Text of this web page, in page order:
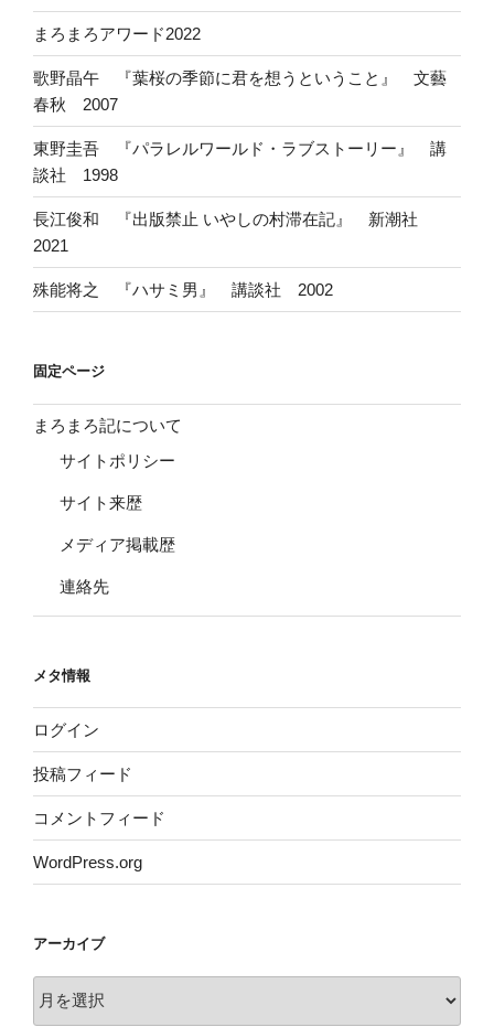
まろまろアワード2022
歌野晶午 『葉桜の季節に君を想うということ』 文藝
春秋 2007
東野圭吾 『パラレルワールド・ラブストーリー』 講
談社 1998
長江俊和 『出版禁止 いやしの村滞在記』 新潮社
2021
殊能将之 『ハサミ男』 講談社 2002
固定ページ
まろまろ記について
サイトポリシー
サイト来歴
メディア掲載歴
連絡先
メタ情報
ログイン
投稿フィード
コメントフィード
WordPress.org
アーカイブ
ー